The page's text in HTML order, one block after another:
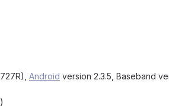
Android version 2.3.5, Baseband